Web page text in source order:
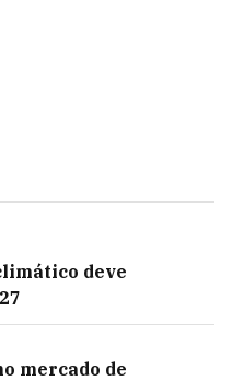
deve
mercado de